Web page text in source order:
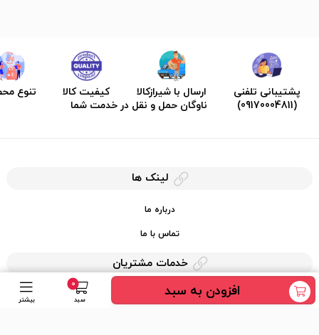
افزودن به سبد 0
سبد بیشتر
پشتیبانی تلفنی
(09170004811)
ارسال با شیرازکالا
ناوگان حمل و نقل در خدمت شما
کیفیت کالا تنوع
لینک ها
درباره ما
تماس با ما
خدمات مشتریان
حریم خصوصی